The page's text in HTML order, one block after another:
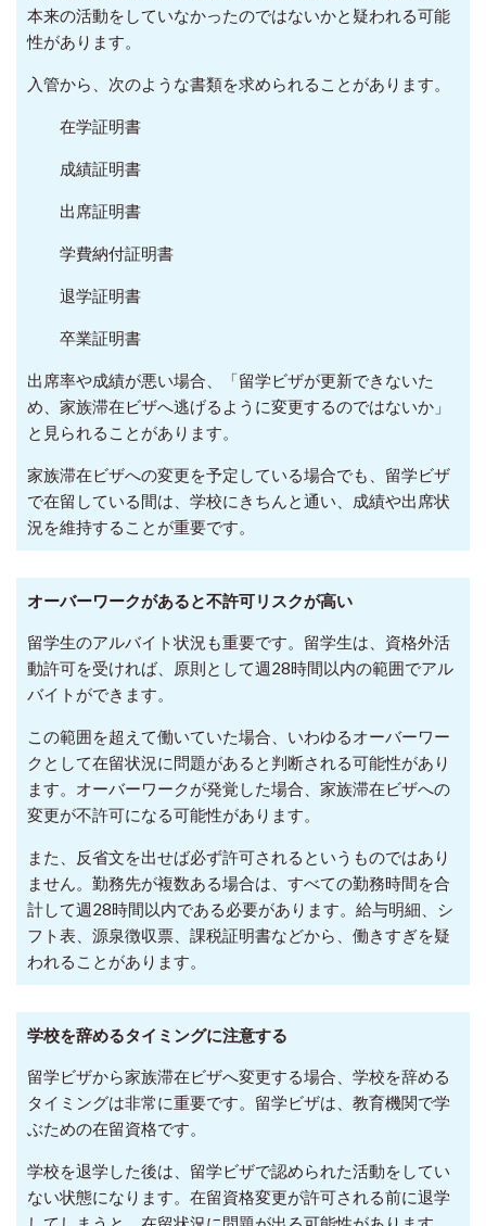
本来の活動をしていなかったのではないかと疑われる可能
性があります。
入管から、次のような書類を求められることがあります。
在学証明書
成績証明書
出席証明書
学費納付証明書
退学証明書
卒業証明書
出席率や成績が悪い場合、「留学ビザが更新できないた
め、家族滞在ビザへ逃げるように変更するのではないか」
と見られることがあります。
家族滞在ビザへの変更を予定している場合でも、留学ビザ
で在留している間は、学校にきちんと通い、成績や出席状
況を維持することが重要です。
オーバーワークがあると不許可リスクが高い
留学生のアルバイト状況も重要です。留学生は、資格外活
動許可を受ければ、原則として週28時間以内の範囲でアル
バイトができます。
この範囲を超えて働いていた場合、いわゆるオーバーワー
クとして在留状況に問題があると判断される可能性があり
ます。オーバーワークが発覚した場合、家族滞在ビザへの
変更が不許可になる可能性があります。
また、反省文を出せば必ず許可されるというものではあり
ません。勤務先が複数ある場合は、すべての勤務時間を合
計して週28時間以内である必要があります。給与明細、シ
フト表、源泉徴収票、課税証明書などから、働きすぎを疑
われることがあります。
学校を辞めるタイミングに注意する
留学ビザから家族滞在ビザへ変更する場合、学校を辞める
タイミングは非常に重要です。留学ビザは、教育機関で学
ぶための在留資格です。
学校を退学した後は、留学ビザで認められた活動をしてい
ない状態になります。在留資格変更が許可される前に退学